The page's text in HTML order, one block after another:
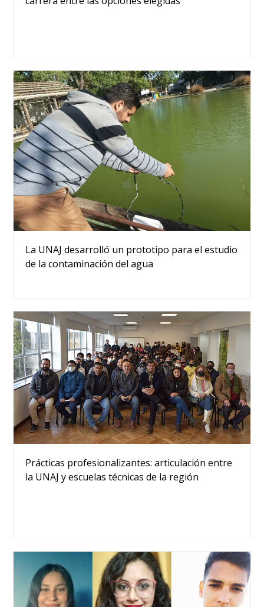
La UNAJ desarrolló un prototipo para el estudio
de la contaminación del agua
Prácticas profesionalizantes: articulación entre
la UNAJ y escuelas técnicas de la región